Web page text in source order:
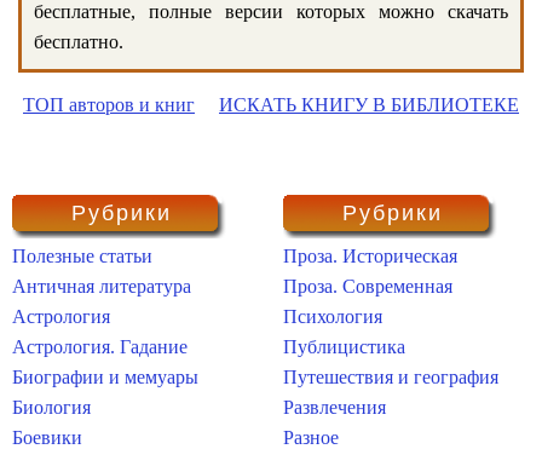
бесплатные, полные версии которых можно скачать
бесплатно.
ТОП авторов и книг ИСКАТЬ КНИГУ В БИБЛИОТЕКЕ
Рубрики
Полезные статьи
Античная литература
Астрология
Астрология. Гадание
Биографии и мемуары
Биология
Боевики
Рубрики
Проза. Историческая
Проза. Современная
Психология
Публицистика
Путешествия и география
Развлечения
Разное